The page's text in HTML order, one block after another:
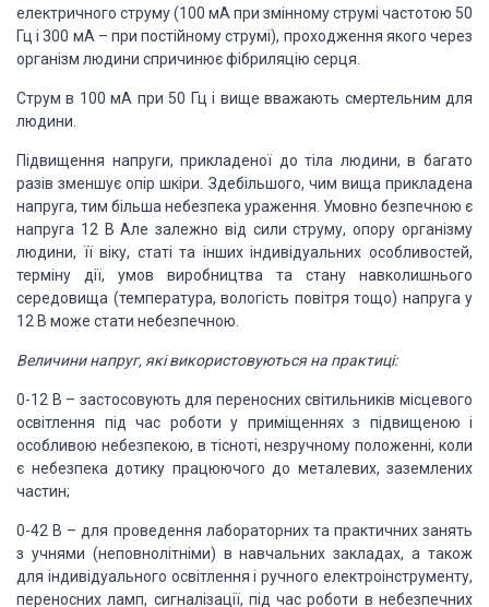
електричного струму (100 мА при змінному струмі частотою 50
Гц і 300 мА – при постійному струмі), проходження якого через
організм людини спричинює фібриляцію серця.
Струм в 100 мА при 50 Гц і вище вважають смертельним для
людини.
Підвищення напруги, прикладеної до тіла людини, в багато
разів зменшує опір шкіри. Здебільшого, чим вища прикладена
напруга, тим більша небезпека ураження. Умовно безпечною є
напруга 12 В Але залежно від сили струму, опору організму
людини, її віку, статі та інших індивідуальних особливостей,
терміну дії, умов виробництва та стану навколишнього
середовища (температура, вологість повітря тощо) напруга у
12 В може стати небезпечною.
Величини напруг, які використовуються на практиці:
0-12 В – застосовують для переносних світильників місцевого
освітлення під час роботи у приміщеннях з підвищеною і
особливою небезпекою, в тісноті, незручному положенні, коли
є небезпека дотику працюючого до металевих, заземлених
частин;
0-42 В – для проведення лабораторних та практичних занять
з учнями (неповнолітніми) в навчальних закладах, а також
для індивідуального освітлення і ручного електроінструменту,
переносних ламп, сигналізації, під час роботи в небезпечних